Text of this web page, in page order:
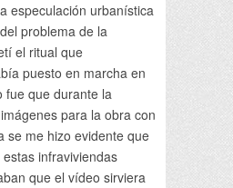
especulación urbanística
problema de la
el ritual que
puesto en marcha en
fue que durante la
para la obra con
se me hizo evidente que
infraviviendas
que el vídeo sirviera